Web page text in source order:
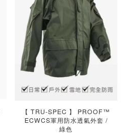
【 TRU-SPEC 】 PROOF™
ECWCS軍用防水透氣外套 /
綠色